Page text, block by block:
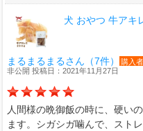
犬 おやつ 牛アキ
まるまるまるさん（7件）
購入者
非公開 投稿日：2021年11月27日
人間様の晩御飯の時に、硬い
ます。シガシガ噛んで、スト